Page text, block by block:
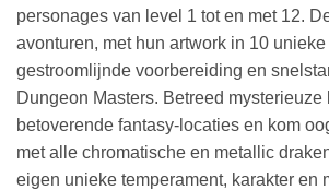
personages van level 1 tot en met 12.
avonturen, met hun artwork in 10
gestroomlijnde voorbereiding en
Dungeon Masters. Betreed mysterieuze
betoverende fantasy-locaties en kom
met alle chromatische en metallic
eigen unieke temperament, karakter en